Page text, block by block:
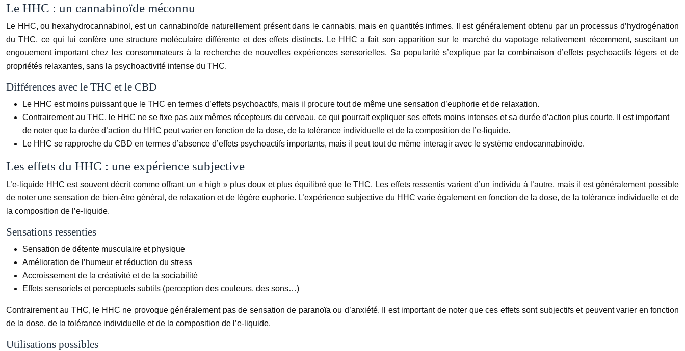
Le HHC : un cannabinoïde méconnu
Le HHC, ou hexahydrocannabinol, est un cannabinoïde naturellement présent dans le cannabis, mais en quantités infimes. Il est généralement obtenu par un processus d’hydrogénation
du THC, ce qui lui confère une structure moléculaire différente et des effets distincts. Le HHC a fait son apparition sur le marché du vapotage relativement récemment, suscitant un
engouement important chez les consommateurs à la recherche de nouvelles expériences sensorielles. Sa popularité s’explique par la combinaison d’effets psychoactifs légers et de
propriétés relaxantes, sans la psychoactivité intense du THC.
Différences avec le THC et le CBD
Le HHC est moins puissant que le THC en termes d’effets psychoactifs, mais il procure tout de même une sensation d’euphorie et de relaxation.
Contrairement au THC, le HHC ne se fixe pas aux mêmes récepteurs du cerveau, ce qui pourrait expliquer ses effets moins intenses et sa durée d’action plus courte. Il est important
de noter que la durée d’action du HHC peut varier en fonction de la dose, de la tolérance individuelle et de la composition de l’e-liquide.
Le HHC se rapproche du CBD en termes d’absence d’effets psychoactifs importants, mais il peut tout de même interagir avec le système endocannabinoïde.
Les effets du HHC : une expérience subjective
L’e-liquide HHC est souvent décrit comme offrant un « high » plus doux et plus équilibré que le THC. Les effets ressentis varient d’un individu à l’autre, mais il est généralement possible
de noter une sensation de bien-être général, de relaxation et de légère euphorie. L’expérience subjective du HHC varie également en fonction de la dose, de la tolérance individuelle et de
la composition de l’e-liquide.
Sensations ressenties
Sensation de détente musculaire et physique
Amélioration de l’humeur et réduction du stress
Accroissement de la créativité et de la sociabilité
Effets sensoriels et perceptuels subtils (perception des couleurs, des sons…)
Contrairement au THC, le HHC ne provoque généralement pas de sensation de paranoïa ou d’anxiété. Il est important de noter que ces effets sont subjectifs et peuvent varier en fonction
de la dose, de la tolérance individuelle et de la composition de l’e-liquide.
Utilisations possibles